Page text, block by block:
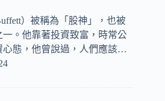
）被稱為「股神」，也被
。他靠著投資致富，時常公
心態，他曾說過，人們應該…